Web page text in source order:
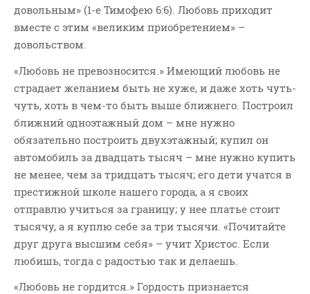
довольным» (1-е Тимофею 6:6). Любовь приходит
вместе с этим «великим приобретением» –
довольством.
«Любовь не превозносится.» Имеющий любовь не
страдает желанием быть не хуже, и даже хоть чуть-
чуть, хоть в чем-то быть выше ближнего. Построил
ближний одноэтажный дом – мне нужно
обязательно построить двухэтажный; купил он
автомобиль за двадцать тысяч – мне нужно купить
не менее, чем за тридцать тысяч; его дети учатся в
престижной школе нашего города, а я своих
отправлю учиться за границу; у нее платье стоит
тысячу, а я куплю себе за три тысячи. «Почитайте
друг друга высшим себя» – учит Христос. Если
любишь, тогда с радостью так и делаешь.
«Любовь не гордится.» Гордость признается